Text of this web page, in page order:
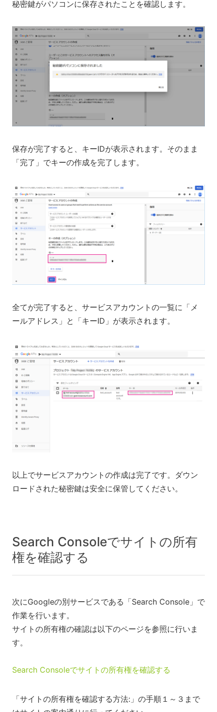
秘密鍵がパソコンに保存されたことを確認します。
保存が完了すると、キーIDが表示されます。そのまま
「完了」でキーの作成を完了します。
全てが完了すると、サービスアカウントの一覧に「メ
ールアドレス」と「キーID」が表示されます。
以上でサービスアカウントの作成は完了です。ダウン
ロードされた秘密鍵は安全に保管してください。
Search Consoleでサイトの所有
権を確認する
次にGoogleの別サービスである「Search Console」で
作業を行います。
サイトの所有権の確認は以下のページを参照に行いま
す。
Search Consoleでサイトの所有権を確認する
「サイトの所有権を確認する方法:」の手順１～３まで